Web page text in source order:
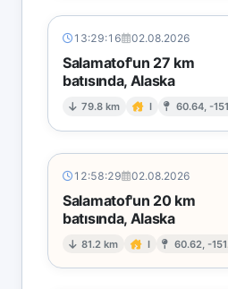
13:29:16 02.08.2026
Salamatof'un 27 km
batısında, Alaska
79.8 km I 60.64, -
12:58:29 02.08.2026
Salamatof'un 20 km
batısında, Alaska
81.2 km I 60.62, -